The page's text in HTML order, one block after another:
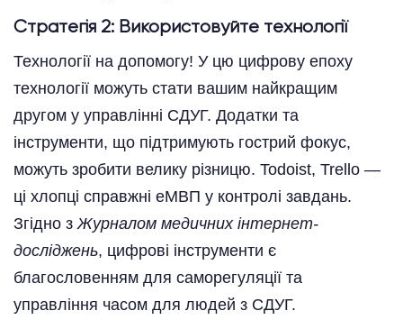
Стратегія 2: Використовуйте технології
Технології на допомогу! У цю цифрову епоху
технології можуть стати вашим найкращим
другом у управлінні СДУГ. Додатки та
інструменти, що підтримують гострий фокус,
можуть зробити велику різницю. Todoist, Trello —
ці хлопці справжні еМВП у контролі завдань.
Згідно з Журналом медичних інтернет-
досліджень, цифрові інструменти є
благословенням для саморегуляції та
управління часом для людей з СДУГ.